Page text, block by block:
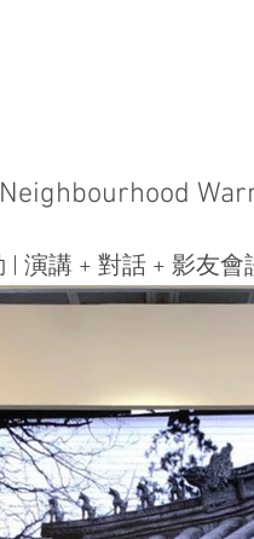
| 演講 + 對話 + 影友會